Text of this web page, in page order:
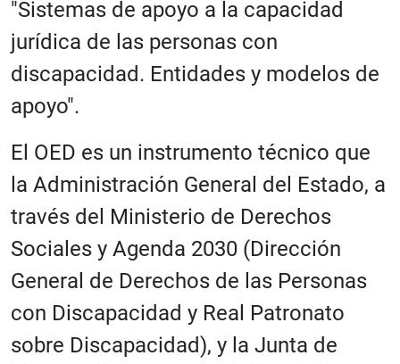
"Sistemas de apoyo a la capacidad
jurídica de las personas con
discapacidad. Entidades y modelos de
apoyo".
El OED es un instrumento técnico que
la Administración General del Estado, a
través del Ministerio de Derechos
Sociales y Agenda 2030 (Dirección
General de Derechos de las Personas
con Discapacidad y Real Patronato
sobre Discapacidad), y la Junta de